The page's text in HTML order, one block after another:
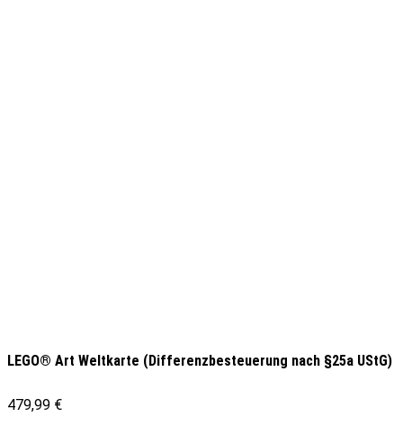
LEGO® Art Weltkarte (Differenzbesteuerung nach §25a UStG)
479,99 €